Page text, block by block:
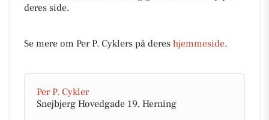
deres side.
Se mere om Per P. Cyklers på deres hjemmeside.
Per P. Cykler
Snejbjerg Hovedgade 19, Herning